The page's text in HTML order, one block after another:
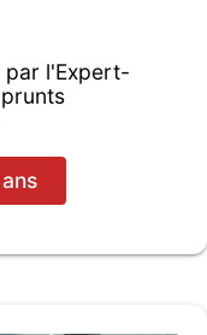
par l'Expert-